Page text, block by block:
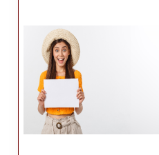
両方を提供するレストランが
- この街には、アフィヨンカ
ラヒサール博物館、アフィヨ
ミイ (グランド モスク) など
アフィヨンカラヒサールを訪
紹介します。< br>